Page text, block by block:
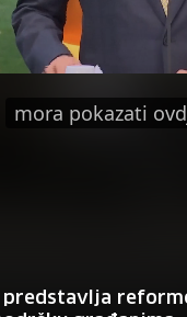
mora pokazati
predstavlja